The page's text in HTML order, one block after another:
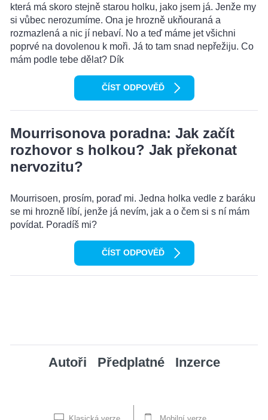
která má skoro stejně starou holku, jako jsem já. Jenže my
si vůbec nerozumíme. Ona je hrozně ukňouraná a
rozmazlená a nic jí nebaví. No a teď máme jet všichni
poprvé na dovolenou k moři. Já to tam snad nepřežiju. Co
mám podle tebe dělat? Dík
ČÍST ODPOVĚĎ
Mourrisonova poradna: Jak začít
rozhovor s holkou? Jak překonat
nervozitu?
Mourrisoen, prosím, poraď mi. Jedna holka vedle z baráku
se mi hrozně líbí, jenže já nevím, jak a o čem si s ní mám
povídat. Poradíš mi?
ČÍST ODPOVĚĎ
Autoři Předplatné Inzerce